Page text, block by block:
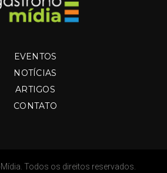
EVENTOS
NOTÍCIAS
ARTIGOS
CONTATO
Todos os direitos reservados.